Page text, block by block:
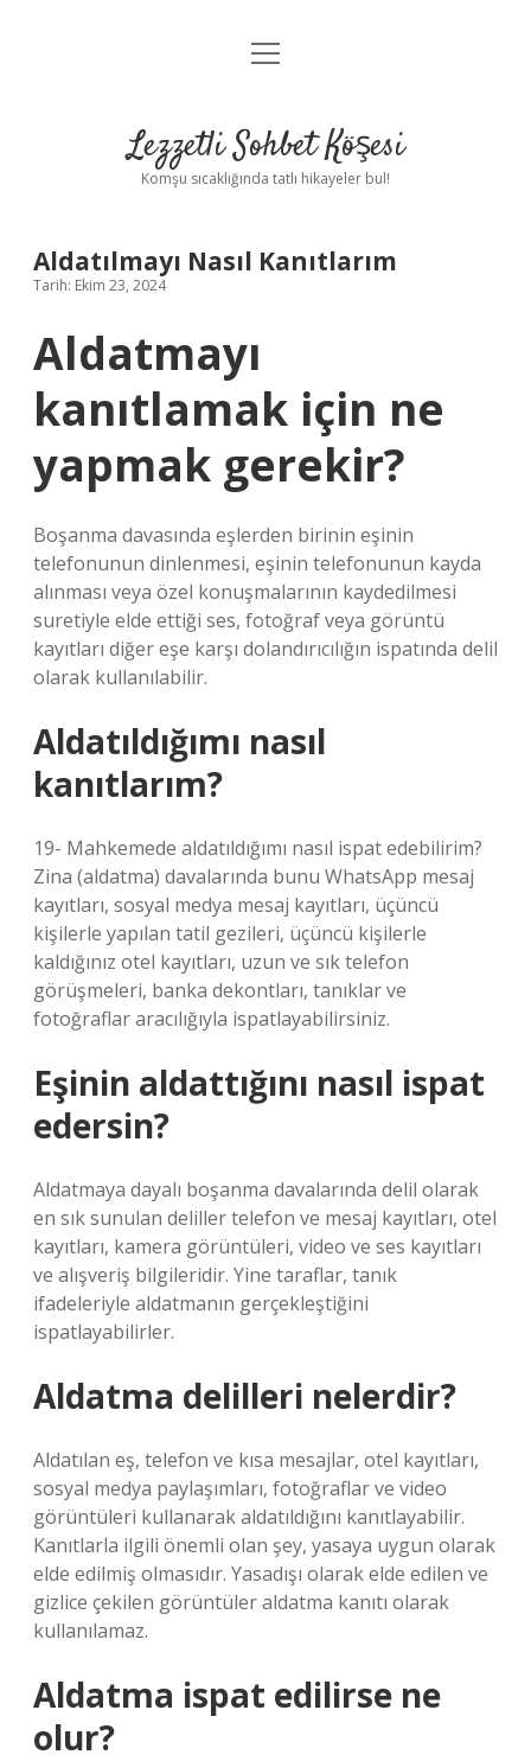
Anasayfa
Yasal Uyarı
menüyü
Lezzetli Sohbet Köşesi
Komşu sıcaklığında tatlı hikayeler bul!
Aldatılmayı Nasıl Kanıtlarım
Tarih: Ekim 23, 2024
Aldatmayı
kanıtlamak için ne
yapmak gerekir?
Boşanma davasında eşlerden birinin eşinin
telefonunun dinlenmesi, eşinin telefonunun kayda
alınması veya özel konuşmalarının kaydedilmesi
suretiyle elde ettiği ses, fotoğraf veya görüntü
kayıtları diğer eşe karşı dolandırıcılığın ispatında delil
olarak kullanılabilir.
Aldatıldığımı nasıl
kanıtlarım?
19- Mahkemede aldatıldığımı nasıl ispat edebilirim?
Zina (aldatma) davalarında bunu WhatsApp mesaj
kayıtları, sosyal medya mesaj kayıtları, üçüncü
kişilerle yapılan tatil gezileri, üçüncü kişilerle
kaldığınız otel kayıtları, uzun ve sık telefon
görüşmeleri, banka dekontları, tanıklar ve
fotoğraflar aracılığıyla ispatlayabilirsiniz.
Eşinin aldattığını nasıl ispat
edersin?
Aldatmaya dayalı boşanma davalarında delil olarak
en sık sunulan deliller telefon ve mesaj kayıtları, otel
kayıtları, kamera görüntüleri, video ve ses kayıtları
ve alışveriş bilgileridir. Yine taraflar, tanık
ifadeleriyle aldatmanın gerçekleştiğini
ispatlayabilirler.
Aldatma delilleri nelerdir?
Aldatılan eş, telefon ve kısa mesajlar, otel kayıtları,
sosyal medya paylaşımları, fotoğraflar ve video
görüntüleri kullanarak aldatıldığını kanıtlayabilir.
Kanıtlarla ilgili önemli olan şey, yasaya uygun olarak
elde edilmiş olmasıdır. Yasadışı olarak elde edilen ve
gizlice çekilen görüntüler aldatma kanıtı olarak
kullanılamaz.
Aldatma ispat edilirse ne
olur?